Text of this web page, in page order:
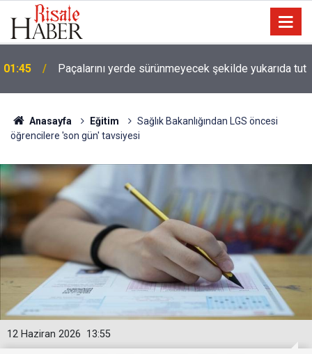
01:45 Paçalarını yerde sürünmeyecek şekilde yukarıda tut
Anasayfa Eğitim
Sağlık Bakanlığından LGS öncesi
öğrencilere 'son gün' tavsiyesi
13:55
12 Haziran 2026